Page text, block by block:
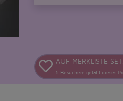
AUF MERKLISTE
5 Besuchern gefällt dieses